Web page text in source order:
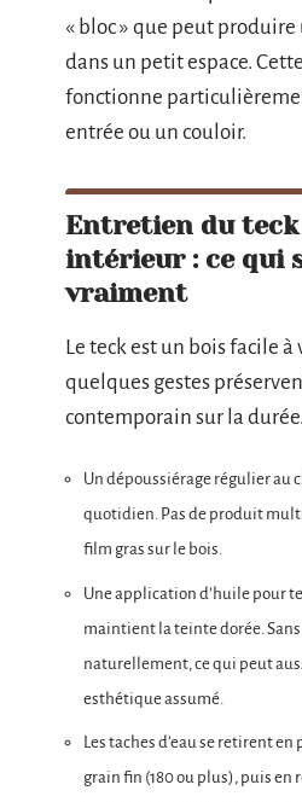
« bloc » que peut
dans un petit espace.
fonctionne
entrée ou un couloir.
Entretien du
intérieur : ce qui
vraiment
Le teck est un bois facile à
quelques gestes
contemporain sur la durée.
Un dépoussiérage régulier au
quotidien. Pas de produit
film gras sur le bois.
Une application d’huile pour
maintient la teinte dorée.
naturellement, ce qui peut
esthétique assumé.
Les taches d’eau se retirent
grain fin (180 ou plus), puis en